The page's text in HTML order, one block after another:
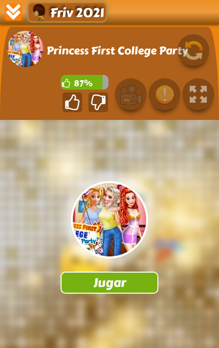
Friv 2021
Princess First College Party
87%